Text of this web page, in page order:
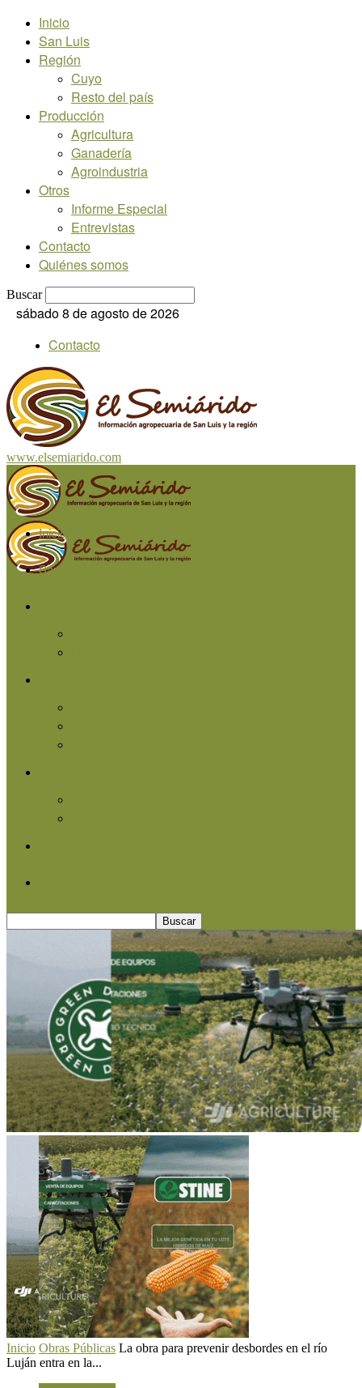
Inicio
San Luis
Región
Cuyo
Resto del país
Producción
Agricultura
Ganadería
Agroindustria
Otros
Informe Especial
Entrevistas
Contacto
Quiénes somos
Buscar
sábado 8 de agosto de 2026
Contacto
www.elsemiarido.com
Inicio
San Luis
Inicio Obras Públicas La obra para prevenir desbordes en el río
Luján entra en la...